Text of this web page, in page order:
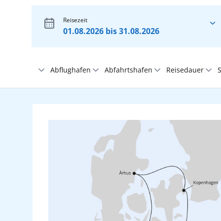
01.08.2026 bis 31.08.2026
Reisezeit
Afrika
Asien
Indischer Ozean
Abflughafen
Berlin Brandenburg
Düsseldorf
Abfahrtshafen
Antalya
Bangkok/Laem Chabang
Barbados
Barcelona
Reisedauer
1-5 Tage
6-9 Tage
10-13 Tage
14-21 Tage